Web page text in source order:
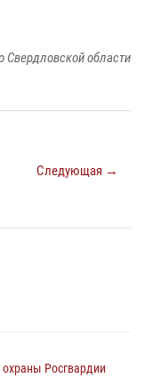
Свердловской области
Следующая →
Росгвардии